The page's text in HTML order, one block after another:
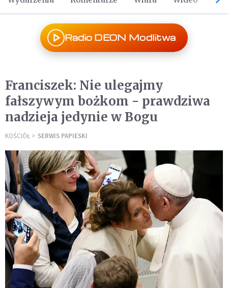
Radio DEON Modlitwa
Franciszek: Nie ulegajmy
fałszywym bożkom - prawdziwa
nadzieja jedynie w Bogu
KOŚCIÓŁ SERWIS PAPIESKI